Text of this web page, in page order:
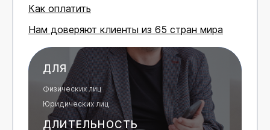
Как оплатить
Нам доверяют клиенты из 65 стран мира
ДЛЯ
Физических лиц
Юридических лиц
ДЛИТЕЛЬНОСТЬ